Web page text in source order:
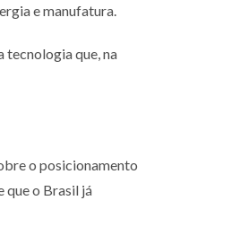
e manufatura.
tecnologia que, na
o posicionamento
que o Brasil já